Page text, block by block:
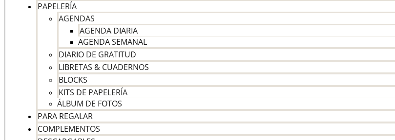
PAPELERÍA
AGENDAS
AGENDA DIARIA
AGENDA SEMANAL
DIARIO DE GRATITUD
LIBRETAS & CUADERNOS
BLOCKS
KITS DE PAPELERÍA
ÁLBUM DE FOTOS
PARA REGALAR
COMPLEMENTOS